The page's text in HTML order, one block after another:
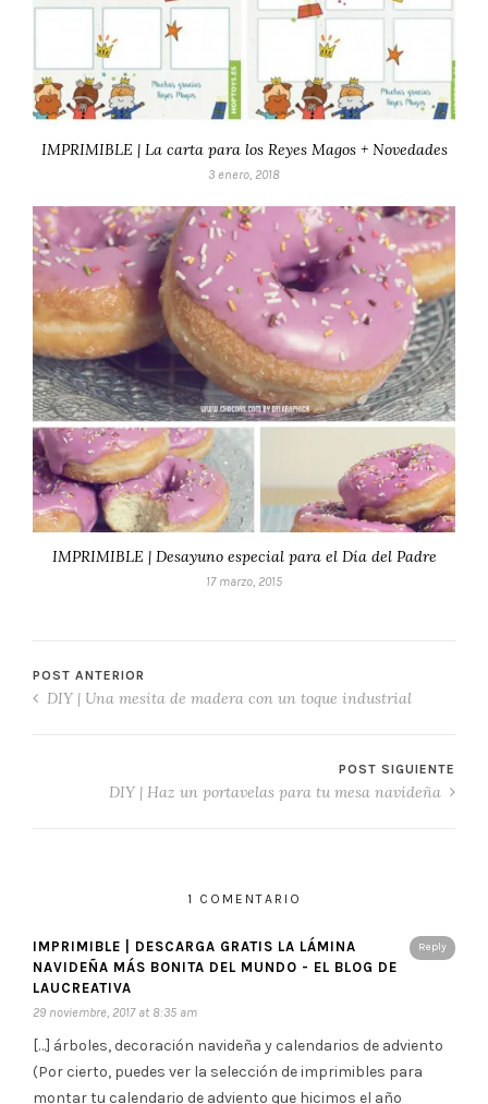
IMPRIMIBLE | La carta para los Reyes Magos + Novedades
3 enero, 2018
IMPRIMIBLE | Desayuno especial para el Día del Padre
17 marzo, 2015
POST ANTERIOR
DIY | Una mesita de madera con un toque industrial
POST SIGUIENTE
DIY | Haz un portavelas para tu mesa navideña
1 COMENTARIO
Reply
IMPRIMIBLE | DESCARGA GRATIS LA LÁMINA
NAVIDEÑA MÁS BONITA DEL MUNDO - EL BLOG DE
LAUCREATIVA
29 noviembre, 2017 at 8:35 am
[…] árboles, decoración navideña y calendarios de adviento
(Por cierto, puedes ver la selección de imprimibles para
montar tu calendario de adviento que hicimos el año